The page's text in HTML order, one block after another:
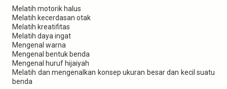
Melatih motorik halus
Melatih kecerdasan otak
Melatih kreatifitas
Melatih daya ingat
Mengenal warna
Mengenal bentuk benda
Mengenal huruf hijaiyah
Melatih dan mengenalkan konsep ukuran besar dan kecil suatu
benda